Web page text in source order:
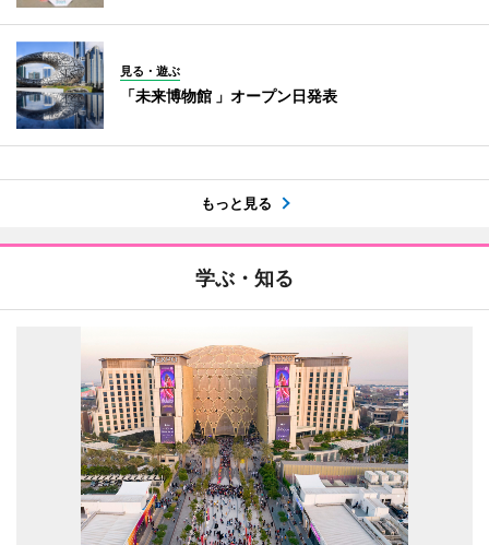
見る・遊ぶ
「未来博物館 」オープン日発表
もっと見る
学ぶ・知る